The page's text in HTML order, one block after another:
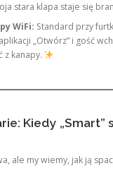
stara klapa staje się
WiFi: Standard przy
„Otwórz” i gość
z kanapy.
Kiedy „Smart”
ale my wiemy, jak ją